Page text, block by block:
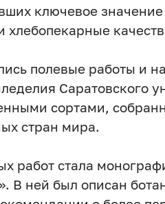
ключевое
полевые работы и
Саратовского
сортами,
стран мира.
работ стала
В ней был описан